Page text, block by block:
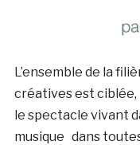
L’ensemble de la
créatives est ciblée,
le spectacle vivant
musique dans